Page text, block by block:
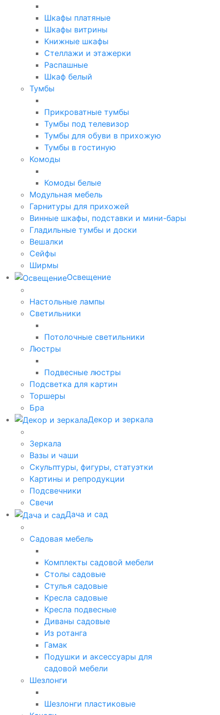
Шкафы платяные
Шкафы витрины
Книжные шкафы
Стеллажи и этажерки
Распашные
Шкаф белый
Тумбы
Прикроватные тумбы
Тумбы под телевизор
Тумбы для обуви в прихожую
Тумбы в гостиную
Комоды
Комоды белые
Модульная мебель
Гарнитуры для прихожей
Винные шкафы, подставки и мини-бары
Гладильные тумбы и доски
Вешалки
Сейфы
Ширмы
Освещение
Настольные лампы
Светильники
Потолочные светильники
Люстры
Подвесные люстры
Подсветка для картин
Торшеры
Бра
Декор и зеркала
Зеркала
Вазы и чаши
Скульптуры, фигуры, статуэтки
Картины и репродукции
Подсвечники
Свечи
Дача и сад
Садовая мебель
Комплекты садовой мебели
Столы садовые
Стулья садовые
Кресла садовые
Кресла подвесные
Диваны садовые
Из ротанга
Гамак
Подушки и аксессуары для
садовой мебели
Шезлонги
Шезлонги пластиковые